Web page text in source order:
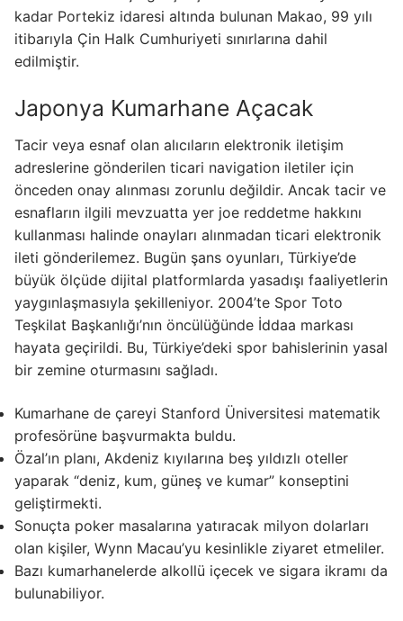
kadar Portekiz idaresi altında bulunan Makao, 99 yılı
itibarıyla Çin Halk Cumhuriyeti sınırlarına dahil
edilmiştir.
Japonya Kumarhane Açacak
Tacir veya esnaf olan alıcıların elektronik iletişim
adreslerine gönderilen ticari navigation iletiler için
önceden onay alınması zorunlu değildir. Ancak tacir ve
esnafların ilgili mevzuatta yer joe reddetme hakkını
kullanması halinde onayları alınmadan ticari elektronik
ileti gönderilemez. Bugün şans oyunları, Türkiye’de
büyük ölçüde dijital platformlarda yasadışı faaliyetlerin
yaygınlaşmasıyla şekilleniyor. 2004’te Spor Toto
Teşkilat Başkanlığı’nın öncülüğünde İddaa markası
hayata geçirildi. Bu, Türkiye’deki spor bahislerinin yasal
bir zemine oturmasını sağladı.
Kumarhane de çareyi Stanford Üniversitesi matematik
profesörüne başvurmakta buldu.
Özal’ın planı, Akdeniz kıyılarına beş yıldızlı oteller
yaparak “deniz, kum, güneş ve kumar” konseptini
geliştirmekti.
Sonuçta poker masalarına yatıracak milyon dolarları
olan kişiler, Wynn Macau’yu kesinlikle ziyaret etmeliler.
Bazı kumarhanelerde alkollü içecek ve sigara ikramı da
bulunabiliyor.